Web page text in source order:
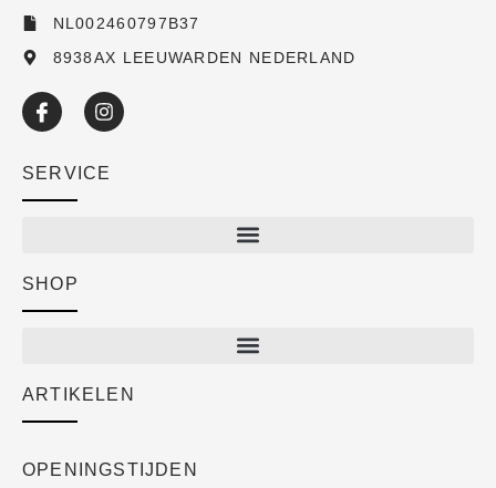
NL002460797B37
8938AX LEEUWARDEN NEDERLAND
SERVICE
Academy
SHOP
ARTIKELEN
OPENINGSTIJDEN